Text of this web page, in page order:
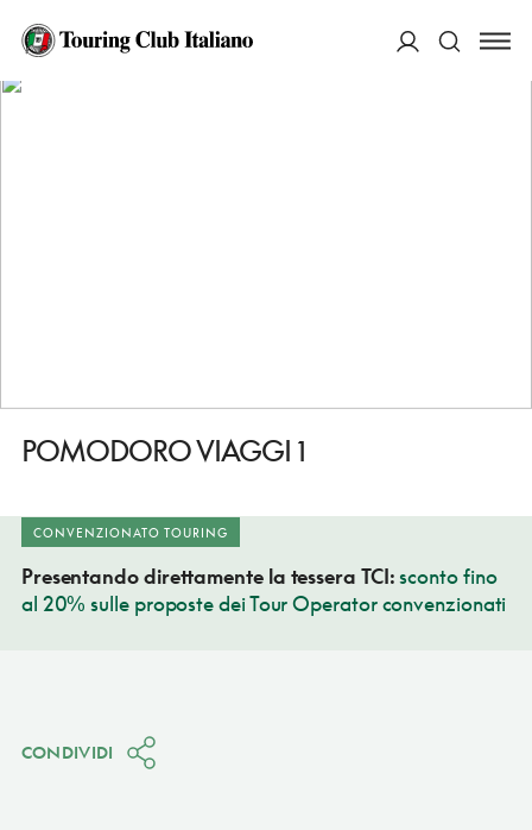
HOME
POMODORO VIAGGI 1
POMODORO VIAGGI 1
CONVENZIONATO TOURING
Presentando direttamente la tessera TCI:sconto fino
al 20% sulle proposte dei Tour Operator convenzionati
CONDIVIDI